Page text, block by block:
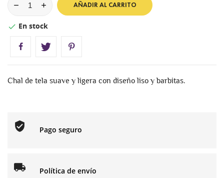
AÑADIR AL CARRITO
 En stock
Chal de tela suave y ligera con diseño liso y barbitas.
Pago seguro
Política de envío